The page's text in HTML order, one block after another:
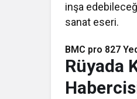
inşa
sanat eseri.
BMC pro 827
Rüyada